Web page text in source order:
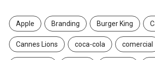
Apple Branding Burger King
Cannes Lions coca-cola comercial